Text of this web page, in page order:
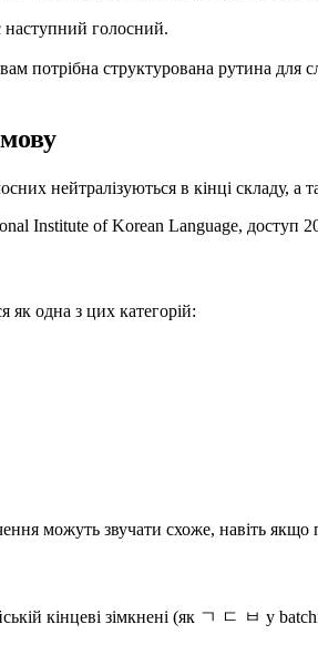
наступний голосний.
структурована рутина для
нейтралізуються в кінці складу,
Institute of Korean Language, доступ
одна з цих категорій:
можуть звучати схоже, навіть якщо
кінцеві зімкнені (як ㄱ ㄷ ㅂ у